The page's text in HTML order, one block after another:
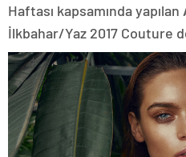
Haftası kapsamında
İlkbahar/Yaz 2017 Couture